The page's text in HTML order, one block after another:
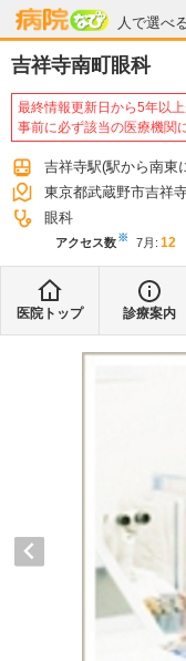
人で選べ
病院なび
吉祥寺南町眼科
最終情報更新日から5年以上
事前に必ず該当の医療機関
吉祥寺駅(駅から南東
東京都武蔵野市吉祥
眼科
アクセス数※ 7月 : 12
医院トップ 診療案内